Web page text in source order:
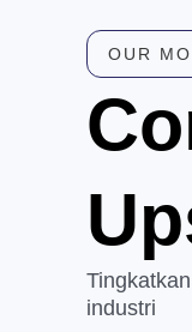
OUR
industri